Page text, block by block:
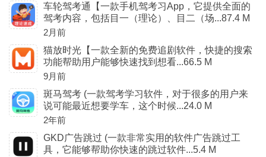
车轮驾考通【一款手机驾考习App，它提供全面的
驾考内容，包括目一（理论）、目二（场...87.4 M
2月前
猫放时光【一款全新的免费追剧软件，快捷的搜索
功能帮助用户能够快速找到想看...66.5 M
9月前
斑马驾考 (一款驾考学习软件，对于很多的用户来
说可能最近想要学车，这个时候...24.0 M
2年前
GKD广告跳过 (一款非常实用的软件广告跳过工
具，它能够帮助你快速的跳过软件...5.4 M